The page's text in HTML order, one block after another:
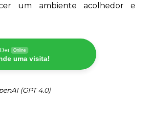
um ambiente acolhedor e
Online
uma visita!
(GPT 4.0)